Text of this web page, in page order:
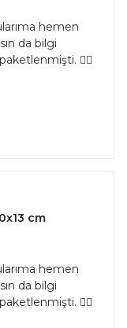
hemen
da bilgi
👌🏻
cm
hemen
da bilgi
👌🏻